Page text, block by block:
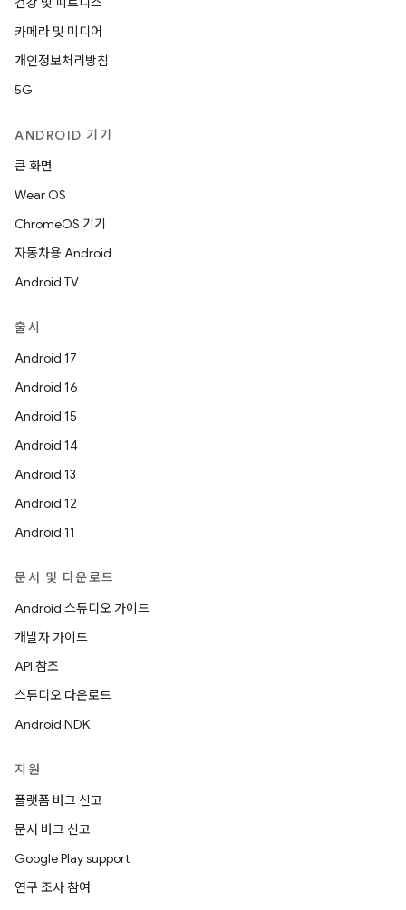
카메라 및 미디어
개인정보처리방침
5G
ANDROID 기기
큰 화면
Wear OS
ChromeOS 기기
자동차용 Android
Android TV
출시
Android 17
Android 16
Android 15
Android 14
Android 13
Android 12
Android 11
문서 및 다운로드
Android 스튜디오 가이드
개발자 가이드
API 참조
스튜디오 다운로드
Android NDK
지원
플랫폼 버그 신고
문서 버그 신고
Google Play support
연구 조사 참여